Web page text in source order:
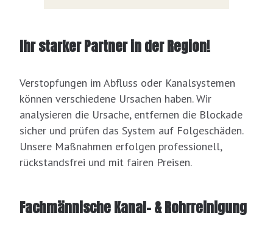
Ihr starker Partner in der Region!
Verstopfungen im Abfluss oder Kanalsystemen
können verschiedene Ursachen haben. Wir
analysieren die Ursache, entfernen die Blockade
sicher und prüfen das System auf Folgeschäden.
Unsere Maßnahmen erfolgen professionell,
rückstandsfrei und mit fairen Preisen.
Fachmännische Kanal- & Rohrreinigung